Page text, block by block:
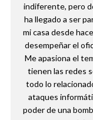
indiferente, pero
ha llegado a ser
mi casa desde
desempeñar el
Me apasiona el
tienen las redes
todo lo
ataques
poder de una